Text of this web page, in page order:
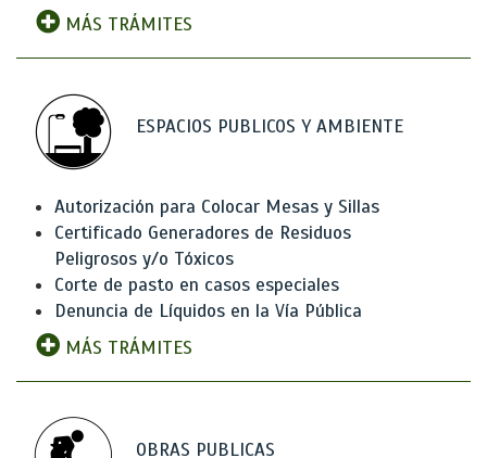
MÁS TRÁMITES
ESPACIOS PUBLICOS Y AMBIENTE
Autorización para Colocar Mesas y Sillas
Certificado Generadores de Residuos
Peligrosos y/o Tóxicos
Corte de pasto en casos especiales
Denuncia de Líquidos en la Vía Pública
MÁS TRÁMITES
OBRAS PUBLICAS